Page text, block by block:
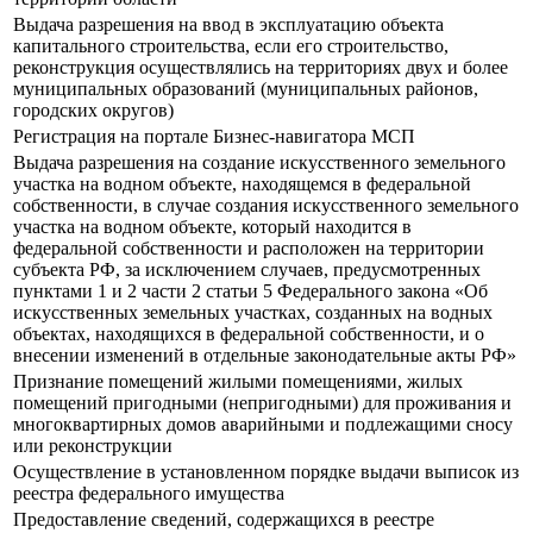
Выдача разрешения на ввод в эксплуатацию объекта
капитального строительства, если его строительство,
реконструкция осуществлялись на территориях двух и более
муниципальных образований (муниципальных районов,
городских округов)
Регистрация на портале Бизнес-навигатора МСП
Выдача разрешения на создание искусственного земельного
участка на водном объекте, находящемся в федеральной
собственности, в случае создания искусственного земельного
участка на водном объекте, который находится в
федеральной собственности и расположен на территории
субъекта РФ, за исключением случаев, предусмотренных
пунктами 1 и 2 части 2 статьи 5 Федерального закона «Об
искусственных земельных участках, созданных на водных
объектах, находящихся в федеральной собственности, и о
внесении изменений в отдельные законодательные акты РФ»
Признание помещений жилыми помещениями, жилых
помещений пригодными (непригодными) для проживания и
многоквартирных домов аварийными и подлежащими сносу
или реконструкции
Осуществление в установленном порядке выдачи выписок из
реестра федерального имущества
Предоставление сведений, содержащихся в реестре